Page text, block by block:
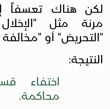
لكن هناك تعسفاً
مرنة مثل
"التحريض" أو "مخالفة
النتيجة:
اختفاء
محاكمة.